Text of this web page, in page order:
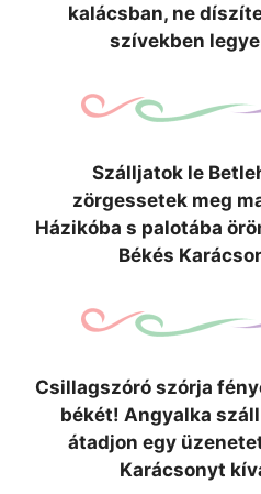
kalácsban, ne
szívekben
Szálljatok le
zörgessetek meg
Házikóba s palotába
Békés
Csillagszóró szórja
békét! Angyalka
átadjon egy
Karácsonyt